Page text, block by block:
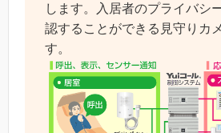
します。入居者のプライバシ
認することができる見守りカ
す。